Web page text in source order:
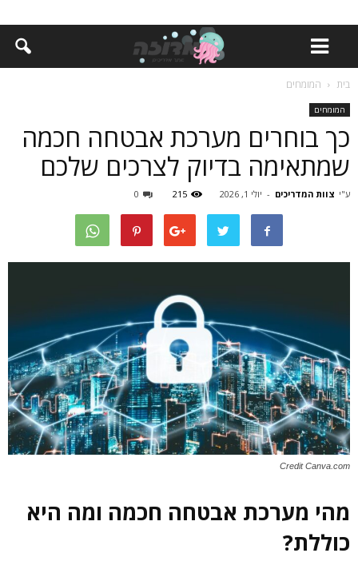
בית המומחים
המומחים
כך בוחרים מערכת אבטחה חכמה
שמתאימה בדיוק לצרכים שלכם
ע"י צוות המדריכים - יולי 1, 2026 215
0
Credit Canva.com
מהי מערכת אבטחה חכמה ומה היא
כוללת?